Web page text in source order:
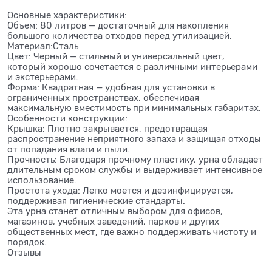
Основные характеристики:
Объем: 80 литров — достаточный для накопления
большого количества отходов перед утилизацией.
Материал:Сталь
Цвет: Черный — стильный и универсальный цвет,
который хорошо сочетается с различными интерьерами
и экстерьерами.
Форма: Квадратная — удобная для установки в
ограниченных пространствах, обеспечивая
максимальную вместимость при минимальных габаритах.
Особенности конструкции:
Крышка: Плотно закрывается, предотвращая
распространение неприятного запаха и защищая отходы
от попадания влаги и пыли.
Прочность: Благодаря прочному пластику, урна обладает
длительным сроком службы и выдерживает интенсивное
использование.
Простота ухода: Легко моется и дезинфицируется,
поддерживая гигиенические стандарты.
Эта урна станет отличным выбором для офисов,
магазинов, учебных заведений, парков и других
общественных мест, где важно поддерживать чистоту и
порядок.
Отзывы